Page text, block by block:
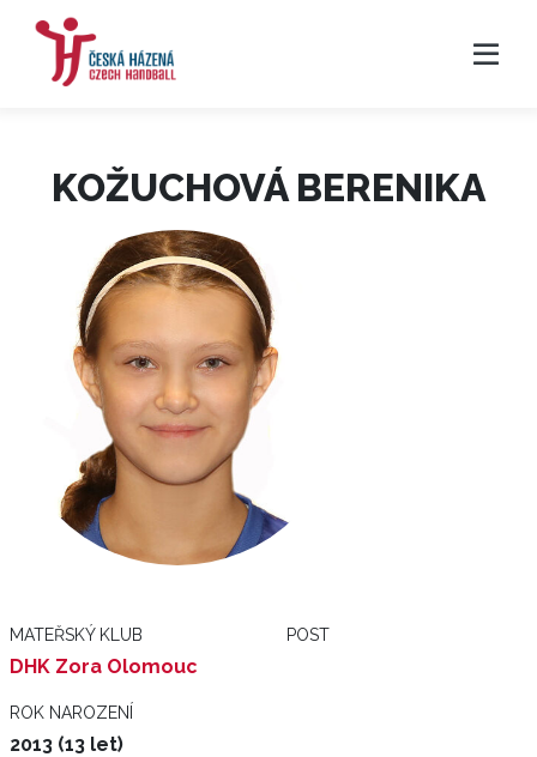
KOŽUCHOVÁ BERENIKA
MATEŘSKÝ KLUB
DHK Zora Olomouc
POST
ROK NAROZENÍ
2013 (13 let)